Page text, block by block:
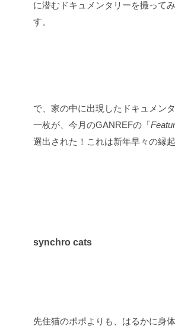
に潜むドキュメンタリーを撮って
す。
で、家の中に出現したドキュメン
一枚が、今月のGANREFの「
選出された！これは新年早々の縁
synchro cats
先住猫のポポよりも、はるかに身